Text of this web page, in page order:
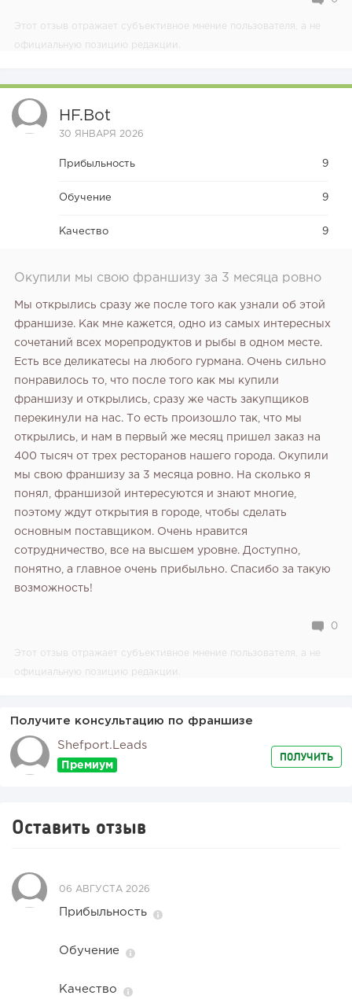
Этот отзыв отражает субъективное мнение пользователя, а не
официальную позицию редакции.
HF.bot
30 ЯНВАРЯ 2026
Прибыльность 9
Обучение 9
Качество 9
Окупили мы свою франшизу за 3 месяца ровно
Мы открылись сразу же после того как узнали об этой
франшизе. Как мне кажется, одно из самых интересных
сочетаний всех морепродуктов и рыбы в одном месте.
Есть все деликатесы на любого гурмана. Очень сильно
понравилось то, что после того как мы купили
франшизу и открылись, сразу же часть закупщиков
перекинули на нас. То есть произошло так, что мы
открылись, и нам в первый же месяц пришел заказ на
400 тысяч от трех ресторанов нашего города. Окупили
мы свою франшизу за 3 месяца ровно. На сколько я
понял, франшизой интересуются и знают многие,
поэтому ждут открытия в городе, чтобы сделать
основным поставщиком. Очень нравится
сотрудничество, все на высшем уровне. Доступно,
понятно, а главное очень прибыльно. Спасибо за такую
возможность!
0
Этот отзыв отражает субъективное мнение пользователя, а не
официальную позицию редакции.
Получите консультацию по франшизе
Shefport.leads
ПОЛУЧИТЬ
Оставить отзыв
06 АВГУСТА 2026
Прибыльность
Обучение
Качество